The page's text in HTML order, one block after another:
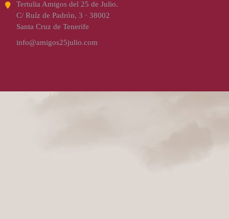
Tertulia Amigos del 25 de Julio.
C/ Ruíz de Padrón, 3 · 38002
Santa Cruz de Tenerife
info@amigos25julio.com